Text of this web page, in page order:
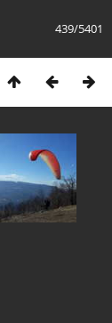
439/5401